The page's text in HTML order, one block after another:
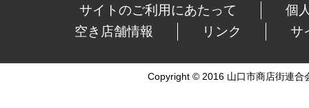
サイトのご利用にあたって
個
空き店舗情報
リンク サ
Copyright © 2016 山口市商店街連合